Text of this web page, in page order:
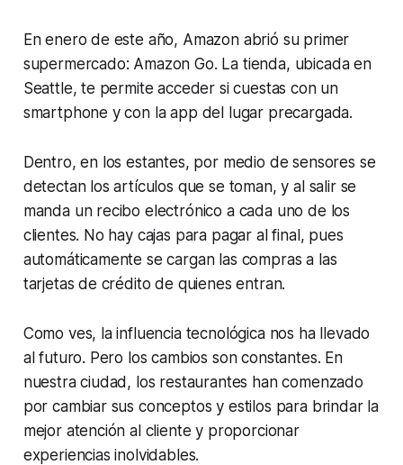
En enero de este año, Amazon abrió su primer
supermercado: Amazon Go. La tienda, ubicada en
Seattle, te permite acceder si cuestas con un
smartphone y con la app del lugar precargada.
Dentro, en los estantes, por medio de sensores se
detectan los artículos que se toman, y al salir se
manda un recibo electrónico a cada uno de los
clientes. No hay cajas para pagar al final, pues
automáticamente se cargan las compras a las
tarjetas de crédito de quienes entran.
Como ves, la influencia tecnológica nos ha llevado
al futuro. Pero los cambios son constantes. En
nuestra ciudad, los restaurantes han comenzado
por cambiar sus conceptos y estilos para brindar la
mejor atención al cliente y proporcionar
experiencias inolvidables.